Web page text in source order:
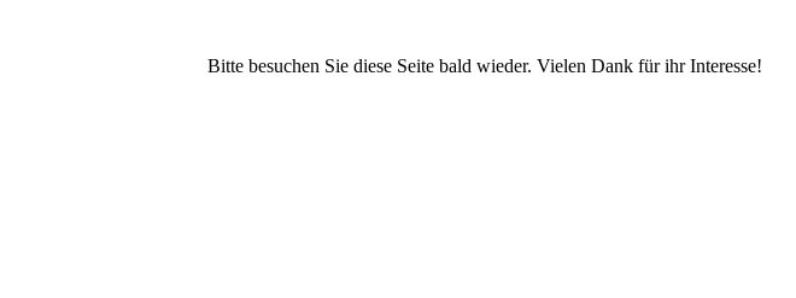
Bitte besuchen Sie diese Seite bald wieder. Vielen Dank für ihr Interesse!